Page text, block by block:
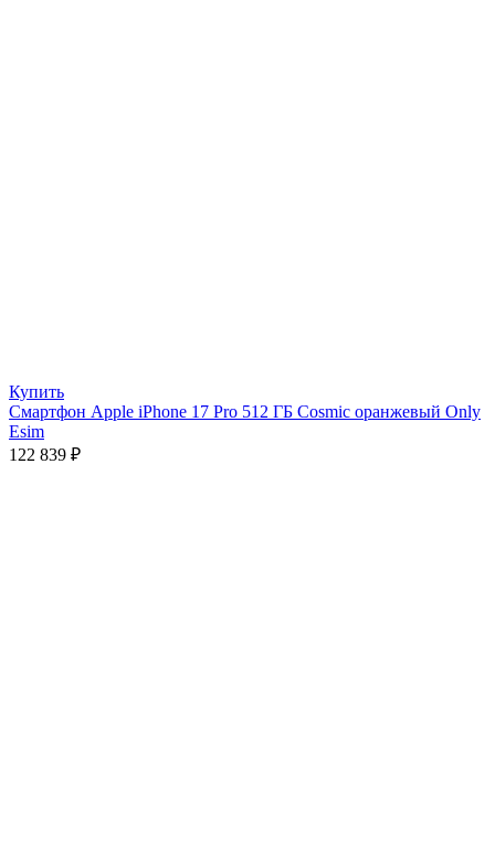
Купить
Смартфон Apple iPhone 17 Pro 512 ГБ Cosmiс оранжевый Only
Esim
122 839 ₽